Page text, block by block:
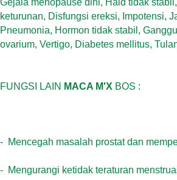
Gejala menopause dini, Haid tidak
keturunan, Disfungsi ereksi, Impotensi,
Pneumonia, Hormon tidak stabil,
ovarium, Vertigo, Diabetes mellitus,
FUNGSI LAIN MACA M'X BOS :
- Mencegah masalah prostat dan
- Mengurangi ketidak teraturan